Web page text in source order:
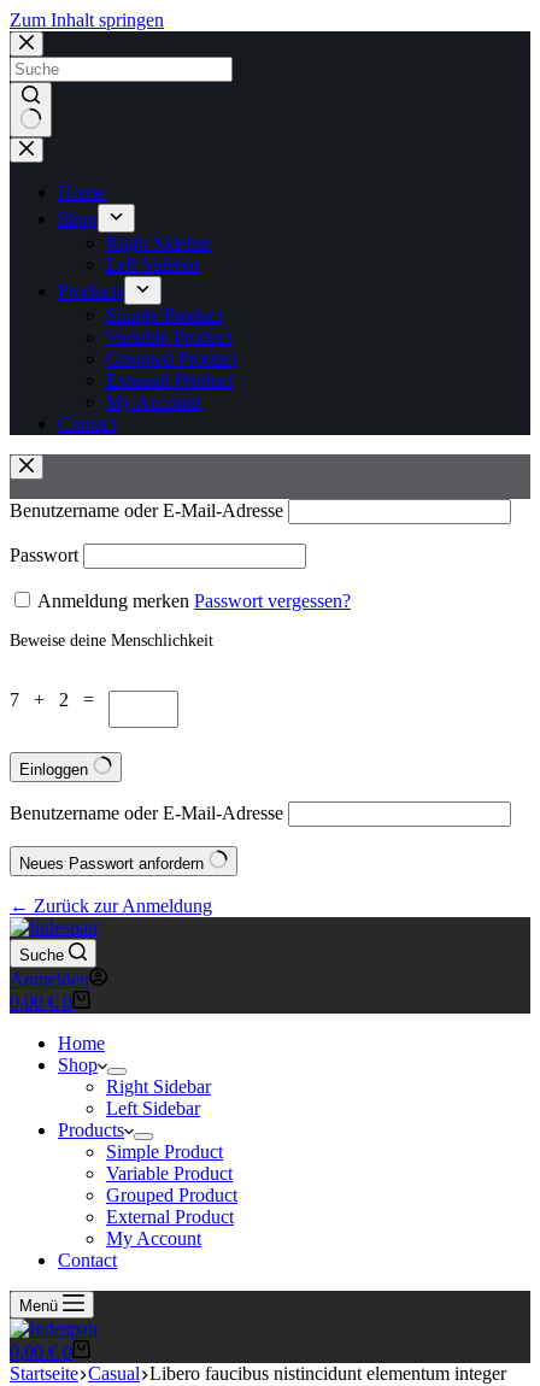
Zum Inhalt springen
Keine
Ergebnisse
Home
Shop
Right Sidebar
Left Sidebar
Products
Simple Product
Variable Product
Grouped Product
External Product
My Account
Contact
Benutzername oder E-Mail-Adresse
Passwort
Anmeldung merken Passwort vergessen?
Beweise deine Menschlichkeit
7 + 2 =
Einloggen
Benutzername oder E-Mail-Adresse
Neues Passwort anfordern
← Zurück zur Anmeldung
Suche
Anmelden
Warenkorb
0,00 € 0
Home
Shop
Right Sidebar
Left Sidebar
Products
Simple Product
Variable Product
Grouped Product
External Product
My Account
Contact
Menü
Warenkorb
0,00 € 0
Startseite Casual Libero faucibus nistincidunt elementum integer